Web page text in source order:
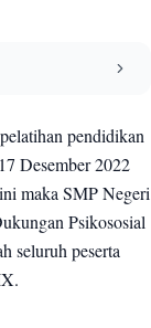
pendidikan
Desember 2022
maka SMP Negeri
Psikososial
seluruh peserta